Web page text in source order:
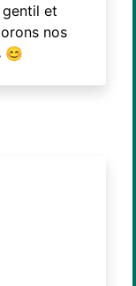
gentil et
nos
😊